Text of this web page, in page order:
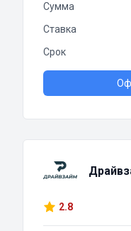
Сумма
Ставка
Срок
2.8